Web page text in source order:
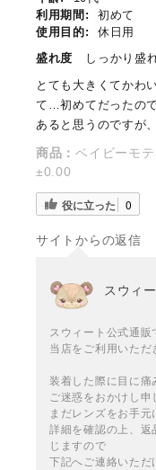
利用期間:
初めて
使用目的:
休日用
盛れ度
しっかり盛
とても大きくてかわ
て…初めてだったの
あると思うのですが
商品：ベイビーモ
±0.00
役に立った 0
サイトからの返信
スウィ
スウィート公式通販
当店をご利用いただ
装着した際に目に痛
ご迷惑をおかけし申
まだレンズをお手
詳細を確認の上、返
じますので
下記へご連絡いただ